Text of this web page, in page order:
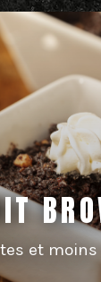
et moins